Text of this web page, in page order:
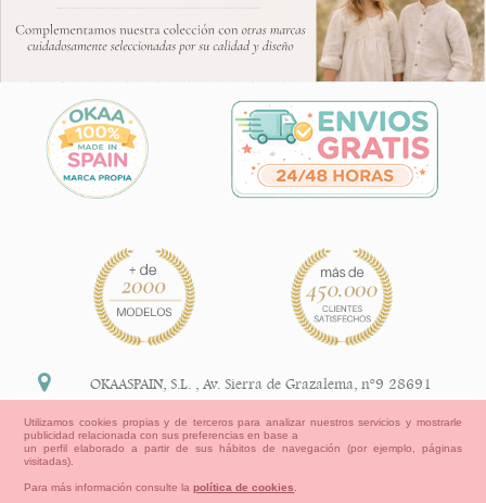
OKAASPAIN, S.L. ,Av. Sierra de Grazalema, nº9 28691
+34 91 113 89 09
Utilizamos cookies propias y de terceros para analizar nuestros servicios y mostrarle
publicidad relacionada con sus preferencias en base a
un perfil elaborado a partir de sus hábitos de navegación (por ejemplo, páginas
visitadas).
Para más información consulte lapolítica de cookies